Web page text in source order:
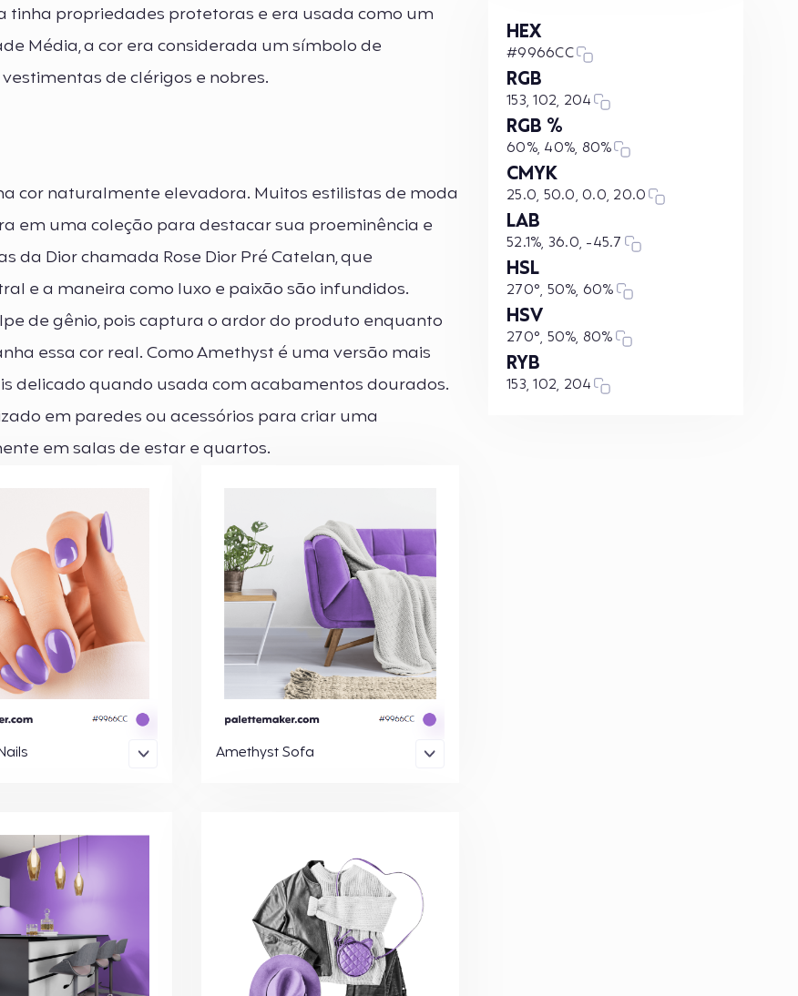
tinha propriedades protetoras e era usada como um
Média, a cor era considerada um símbolo de
de clérigos e nobres.
cor naturalmente elevadora. Muitos estilistas de moda
em uma coleção para destacar sua proeminência e
da Dior chamada Rose Dior Pré Catelan, que
e a maneira como luxo e paixão são infundidos.
de gênio, pois captura o ardor do produto enquanto
essa cor real. Como Amethyst é uma versão mais
delicado quando usada com acabamentos dourados.
em paredes ou acessórios para criar uma
em salas de estar e quartos.
Amethyst Sofa
HEX
#9966CC
RGB
153, 102, 204
RGB %
60%, 40%, 80%
CMYK
25.0, 50.0, 0.0, 20.0
LAB
52.1%, 36.0, -45.7
HSL
270°, 50%, 60%
HSV
270°, 50%, 80%
RYB
153, 102, 204